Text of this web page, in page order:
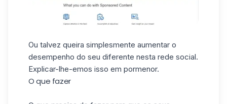
Ou talvez queira simplesmente aumentar o
desempenho do seu diferente nesta rede social.
Explicar-lhe-emos isso em pormenor.
O que fazer